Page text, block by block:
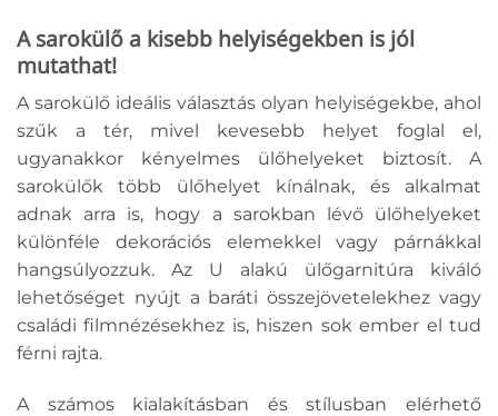
A sarokülő a kisebb helyiségekben is jól
mutathat!
A sarokülő ideális választás olyan helyiségekbe, ahol
szűk a tér, mivel kevesebb helyet foglal el,
ugyanakkor kényelmes ülőhelyeket biztosít. A
sarokülők több ülőhelyet kínálnak, és alkalmat
adnak arra is, hogy a sarokban lévő ülőhelyeket
különféle dekorációs elemekkel vagy párnákkal
hangsúlyozzuk. Az U alakú ülőgarnitúra kiváló
lehetőséget nyújt a baráti összejövetelekhez vagy
családi filmnézésekhez is, hiszen sok ember el tud
férni rajta.
A számos kialakításban és stílusban elérhető